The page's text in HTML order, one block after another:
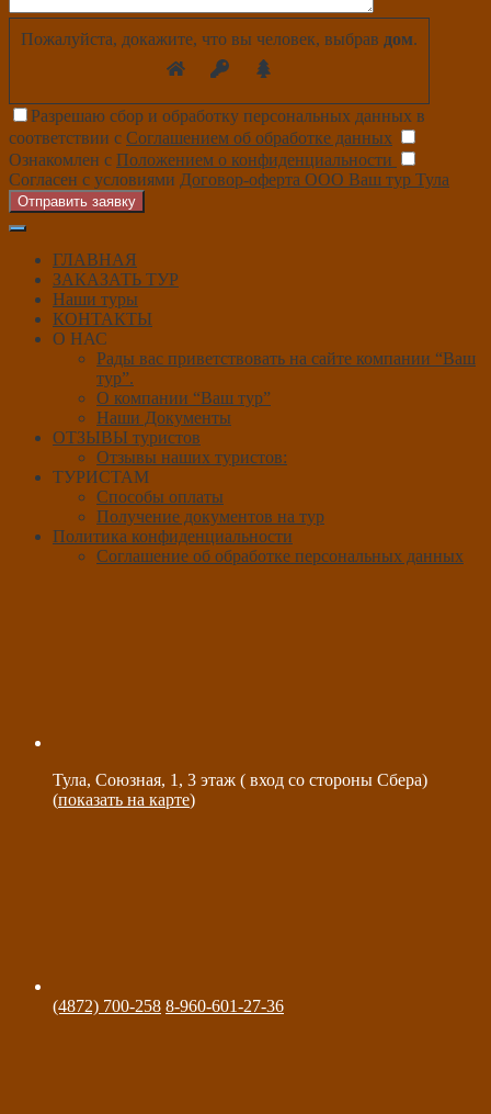
Пожалуйста, докажите, что вы человек, выбрав дом.
Разрешаю сбор и обработку персональных данных в
соответствии с Соглашением об обработке данных
Ознакомлен с Положением о конфиденциальности
Согласен с условиями Договор-оферта ООО Ваш тур Тула
Отправить заявку
ГЛАВНАЯ
ЗАКАЗАТЬ ТУР
Наши туры
КОНТАКТЫ
О НАС
Рады вас приветствовать на сайте компании “Ваш
тур”.
О компании “Ваш тур”
Наши Документы
ОТЗЫВЫ туристов
Отзывы наших туристов:
ТУРИСТАМ
Способы оплаты
Получение документов на тур
Политика конфиденциальности
Соглашение об обработке персональных данных
Тула, Союзная, 1, 3 этаж ( вход со стороны Сбера)
(показать на карте)
(4872) 700-258 8-960-601-27-36